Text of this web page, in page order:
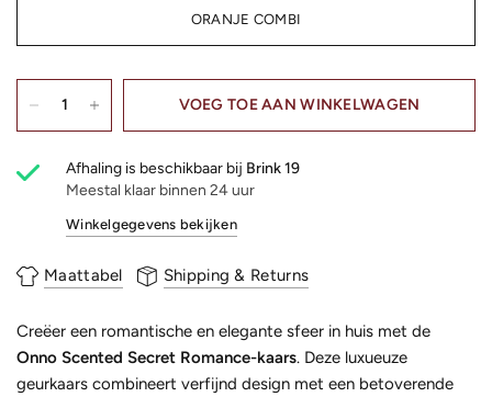
ORANJE COMBI
VOEG TOE AAN WINKELWAGEN
Afhaling is beschikbaar bij Brink 19
Meestal klaar binnen 24 uur
Winkelgegevens bekijken
Maattabel Shipping & Returns
Creëer een romantische en elegante sfeer in huis met de
Onno Scented Secret Romance-kaars. Deze luxueuze
geurkaars combineert verfijnd design met een betoverende